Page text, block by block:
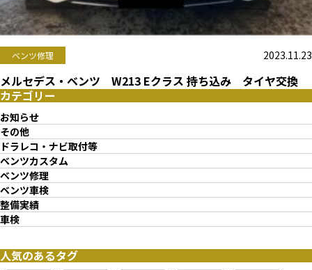
ベンツ修理 2023.11.23
メルセデス・ベンツ W213 Eクラス 持ち込み タイヤ交換
カテゴリー
お知らせ
その他
ドラレコ・ナビ取付等
ベンツカスタム
ベンツ修理
ベンツ車検
整備実績
車検
人気のあるタグ